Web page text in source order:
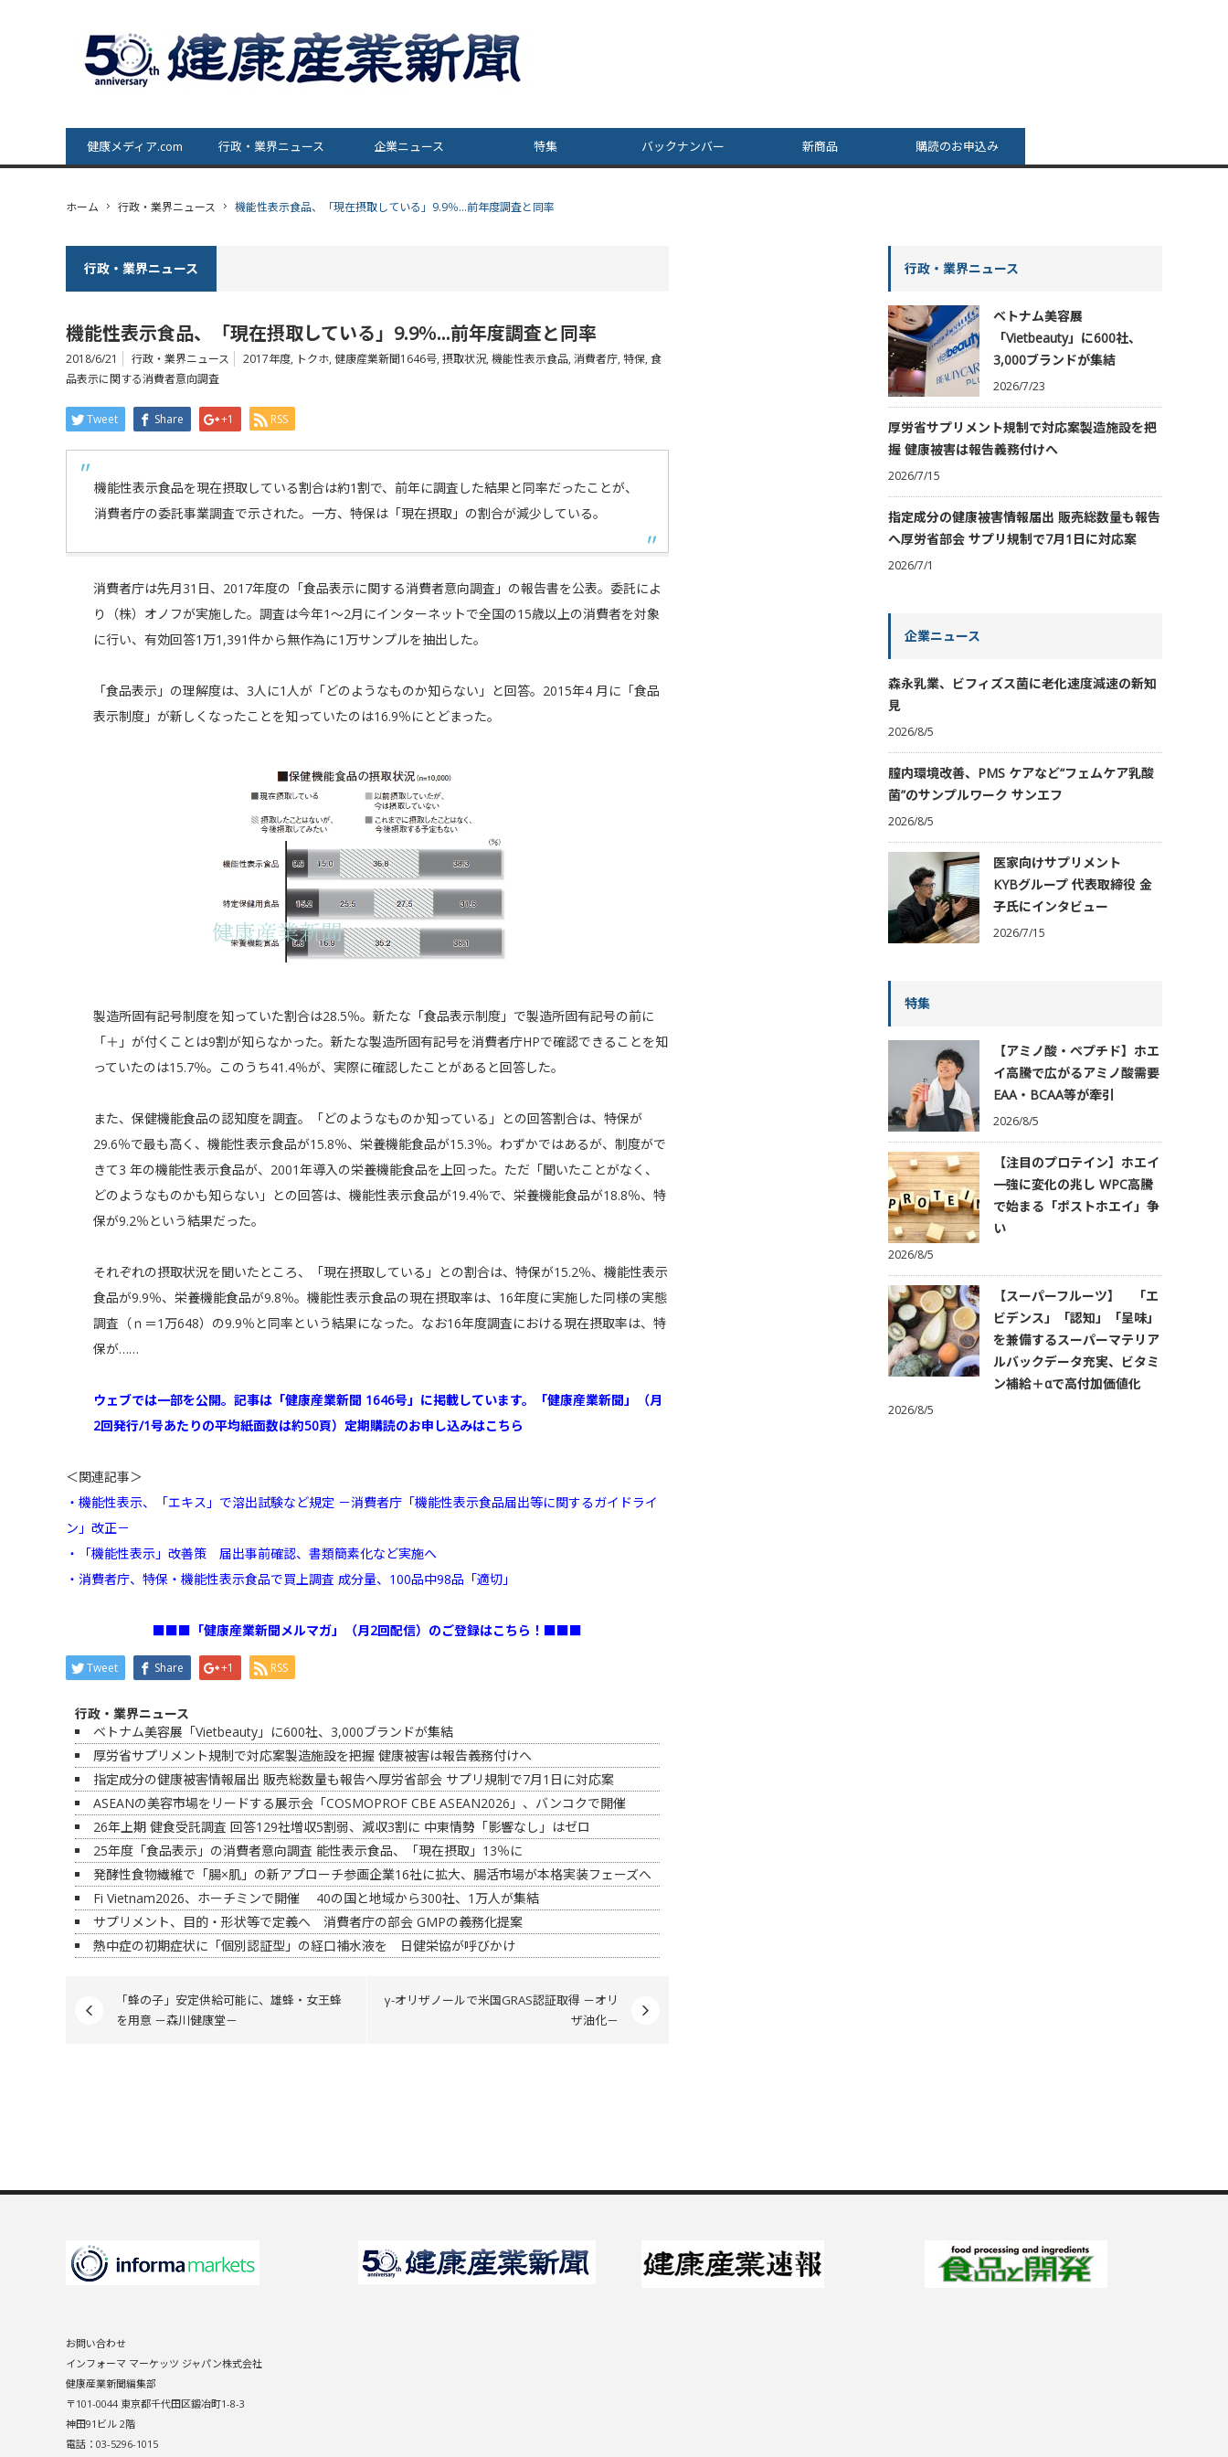
健康メディア.com 行政・業界ニュース 企業ニュース 特集 バックナンバー 新商品 購読のお申込み
ホーム 行政・業界ニュース 機能性表示食品、「現在摂取している」9.9％…前年度調査と同率
行政・業界ニュース
機能性表示食品、「現在摂取している」9.9％…前年度調査と同率
2018/6/21 行政・業界ニュース 2017年度, トクホ, 健康産業新聞1646号, 摂取状況, 機能性表示食品, 消費者庁, 特保, 食
品表示に関する消費者意向調査
Tweet Share +1 RSS
機能性表示食品を現在摂取している割合は約1割で、前年に調査した結果と同率だったことが、
消費者庁の委託事業調査で示された。一方、特保は「現在摂取」の割合が減少している。
消費者庁は先月31日、2017年度の「食品表示に関する消費者意向調査」の報告書を公表。委託によ
り（株）オノフが実施した。調査は今年1～2月にインターネットで全国の15歳以上の消費者を対象
に行い、有効回答1万1,391件から無作為に1万サンプルを抽出した。
「食品表示」の理解度は、3人に1人が「どのようなものか知らない」と回答。2015年4 月に「食品
表示制度」が新しくなったことを知っていたのは16.9％にとどまった。
製造所固有記号制度を知っていた割合は28.5％。新たな「食品表示制度」で製造所固有記号の前に
「＋」が付くことは9割が知らなかった。新たな製造所固有記号を消費者庁HPで確認できることを知
っていたのは15.7％。このうち41.4％が、実際に確認したことがあると回答した。
また、保健機能食品の認知度を調査。「どのようなものか知っている」との回答割合は、特保が
29.6％で最も高く、機能性表示食品が15.8％、栄養機能食品が15.3％。わずかではあるが、制度がで
きて3 年の機能性表示食品が、2001年導入の栄養機能食品を上回った。ただ「聞いたことがなく、
どのようなものかも知らない」との回答は、機能性表示食品が19.4％で、栄養機能食品が18.8％、特
保が9.2％という結果だった。
それぞれの摂取状況を聞いたところ、「現在摂取している」との割合は、特保が15.2％、機能性表示
食品が9.9％、栄養機能食品が9.8％。機能性表示食品の現在摂取率は、16年度に実施した同様の実態
調査（ｎ＝1万648）の9.9％と同率という結果になった。なお16年度調査における現在摂取率は、特
保が……
ウェブでは一部を公開。記事は「健康産業新聞 1646号」に掲載しています。「健康産業新聞」（月
2回発行/1号あたりの平均紙面数は約50頁）定期購読のお申し込みはこちら
＜関連記事＞
・機能性表示、「エキス」で溶出試験など規定 －消費者庁「機能性表示食品届出等に関するガイドライ
ン」改正－
・「機能性表示」改善策 届出事前確認、書類簡素化など実施へ
・消費者庁、特保・機能性表示食品で買上調査 成分量、100品中98品「適切」
■■■「健康産業新聞メルマガ」（月2回配信）のご登録はこちら！ ■■■
Tweet Share +1 RSS
行政・業界ニュース
ベトナム美容展「Vietbeauty」に600社、3,000ブランドが集結
厚労省サプリメント規制で対応案製造施設を把握 健康被害は報告義務付けへ
指定成分の健康被害情報届出 販売総数量も報告へ厚労省部会 サプリ規制で7月1日に対応案
ASEANの美容市場をリードする展示会「COSMOPROF CBE ASEAN2026」、バンコクで開催
26年上期 健食受託調査 回答129社増収5割弱、減収3割に 中東情勢「影響なし」はゼロ
25年度「食品表示」の消費者意向調査 能性表示食品、「現在摂取」13％に
発酵性食物繊維で「腸×肌」の新アプローチ参画企業16社に拡大、腸活市場が本格実装フェーズへ
Fi Vietnam2026、ホーチミンで開催 40の国と地域から300社、1万人が集結
サプリメント、目的・形状等で定義へ 消費者庁の部会 GMPの義務化提案
熱中症の初期症状に「個別認証型」の経口補水液を 日健栄協が呼びかけ
「蜂の子」安定供給可能に、雄蜂・女王蜂
を用意 －森川健康堂－
γ-オリザノールで米国GRAS認証取得 －オリ
ザ油化－
行政・業界ニュース
ベトナム美容展
「Vietbeauty」に600社、
3,000ブランドが集結
2026/7/23
厚労省サプリメント規制で対応案製造施設を把
握 健康被害は報告義務付けへ
2026/7/15
指定成分の健康被害情報届出 販売総数量も報告
へ厚労省部会 サプリ規制で7月1日に対応案
2026/7/1
企業ニュース
森永乳業、ビフィズス菌に老化速度減速の新知
見
2026/8/5
膣内環境改善、PMS ケアなど“フェムケア乳酸
菌”のサンプルワーク サンエフ
2026/8/5
医家向けサプリメント
KYBグループ 代表取締役 金
子氏にインタビュー
2026/7/15
特集
【アミノ酸・ペプチド】ホエ
イ高騰で広がるアミノ酸需要
EAA・BCAA等が牽引
2026/8/5
【注目のプロテイン】ホエイ
一強に変化の兆し WPC高騰
で始まる「ポストホエイ」争
い
2026/8/5
【スーパーフルーツ】 「エ
ビデンス」「認知」「呈味」
を兼備するスーパーマテリア
ルバックデータ充実、ビタミ
ン補給＋αで高付加価値化
2026/8/5
お問い合わせ
インフォーマ マーケッツ ジャパン株式会社
健康産業新聞編集部
〒101-0044 東京都千代田区鍛冶町1-8-3
神田91ビル 2階
電話：03-5296-1015